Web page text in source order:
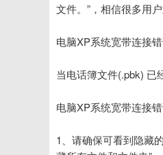
文件。”，相信很多用
电脑XP系统宽带连接
当电话簿文件(.pbk) 已
电脑XP系统宽带连接
1、请确保可看到隐藏